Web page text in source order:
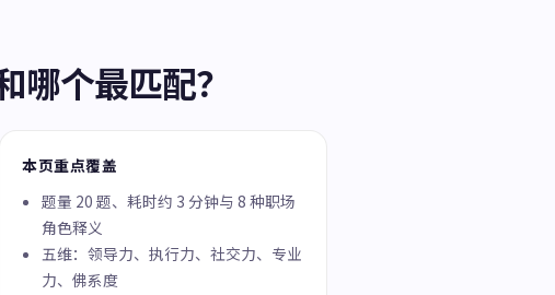
个最匹配？
本页重点覆盖
题量 20 题、耗时约 3 分钟与 8 种职场
角色释义
五维：领导力、执行力、社交力、专业
力、佛系度